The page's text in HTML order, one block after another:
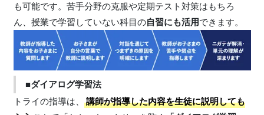
も可能です。苦手分野の克服や定期テスト対策はもちろ
ん、授業で学習していない科目の自習にも活用できます。
■ダイアログ学習法
トライの指導は、
講師が指導した内容を生徒に説明しても